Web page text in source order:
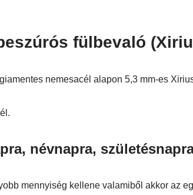
fülbevaló
nemesacél alapon 5,3 mm-es
névnapra,
mennyiség kellene valamiből akkor az